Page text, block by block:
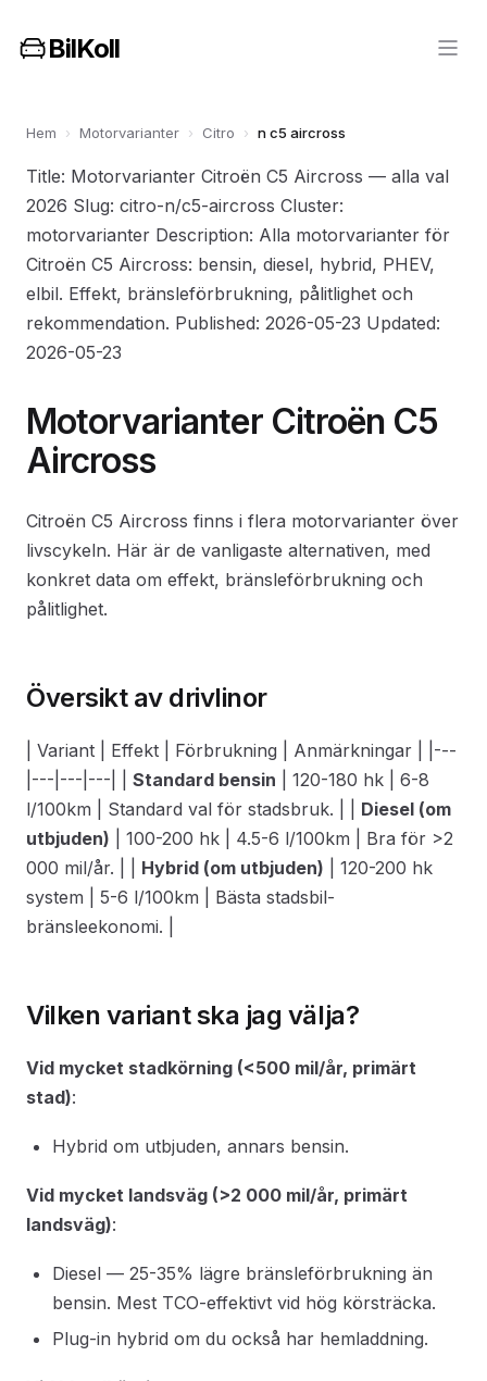
BilKoll
Hem › Motorvarianter › Citro › n c5 aircross
Title: Motorvarianter Citroën C5 Aircross — alla val
2026 Slug: citro-n/c5-aircross Cluster:
motorvarianter Description: Alla motorvarianter för
Citroën C5 Aircross: bensin, diesel, hybrid, PHEV,
elbil. Effekt, bränsleförbrukning, pålitlighet och
rekommendation. Published: 2026-05-23 Updated:
2026-05-23
Motorvarianter Citroën C5
Aircross
Citroën C5 Aircross finns i flera motorvarianter över
livscykeln. Här är de vanligaste alternativen, med
konkret data om effekt, bränsleförbrukning och
pålitlighet.
Översikt av drivlinor
| Variant | Effekt | Förbrukning | Anmärkningar | |---
|---|---|---| | Standard bensin | 120-180 hk | 6-8
l/100km | Standard val för stadsbruk. | | Diesel (om
utbjuden) | 100-200 hk | 4.5-6 l/100km | Bra för >2
000 mil/år. | | Hybrid (om utbjuden) | 120-200 hk
system | 5-6 l/100km | Bästa stadsbil-
bränsleekonomi. |
Vilken variant ska jag välja?
Vid mycket stadkörning (<500 mil/år, primärt
stad):
Hybrid om utbjuden, annars bensin.
Vid mycket landsväg (>2 000 mil/år, primärt
landsväg):
Diesel — 25-35% lägre bränsleförbrukning än
bensin. Mest TCO-effektivt vid hög körsträcka.
Plug-in hybrid om du också har hemladdning.